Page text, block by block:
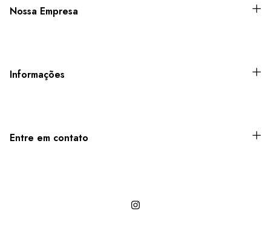
Nossa Empresa
Informações
Entre em contato